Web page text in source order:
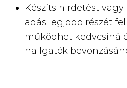
Készíts hirdetést
adás legjobb részét
működhet
hallgatók